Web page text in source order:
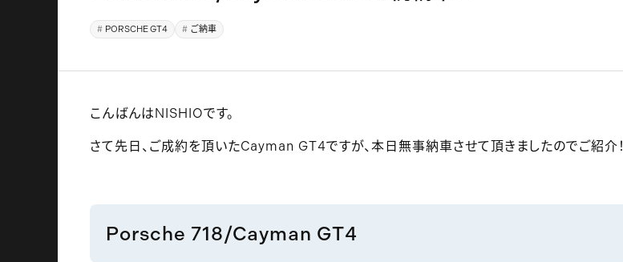
PORSCHE GT4 ご納車
こんばんはNISHIOです。
さて先日、ご成約を頂いたCayman GT4ですが、本日無事納車させて頂きましたのでご紹介！
Porsche 718/Cayman GT4